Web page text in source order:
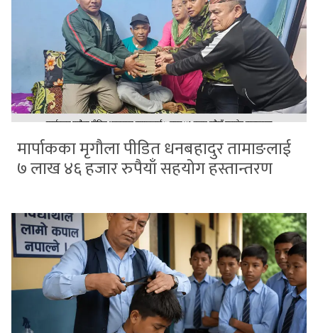
मार्पाकका मृगौला पीडित धनबहादुर तामाङलाई
७ लाख ४६ हजार रुपैयाँ सहयोग हस्तान्तरण